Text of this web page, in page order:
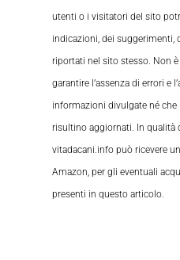
utenti o i visitatori del sito
indicazioni, dei suggerimenti,
riportati nel sito stesso. Non
garantire l’assenza di errori e
informazioni divulgate né
risultino aggiornati. In qualità
vitadacani.info può ricevere
Amazon, per gli eventuali
presenti in questo articolo.